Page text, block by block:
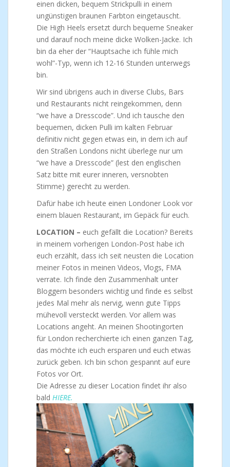
einen dicken, bequem Strickpulli in einem
ungünstigen braunen Farbton eingetauscht.
Die High Heels ersetzt durch bequeme Sneaker
und darauf noch meine dicke Wolken-Jacke. Ich
bin da eher der “Hauptsache ich fühle mich
wohl”-Typ, wenn ich 12-16 Stunden unterwegs
bin.
Wir sind übrigens auch in diverse Clubs, Bars
und Restaurants nicht reingekommen, denn
“we have a Dresscode”. Und ich tausche den
bequemen, dicken Pulli im kalten Februar
definitiv nicht gegen etwas ein, in dem ich auf
den Straßen Londons nicht überlege nur um
“we have a Dresscode” (lest den englischen
Satz bitte mit eurer inneren, versnobten
Stimme) gerecht zu werden.
Dafür habe ich heute einen Londoner Look vor
einem blauen Restaurant, im Gepäck für euch.
LOCATION – euch gefällt die Location? Bereits
in meinem vorherigen London-Post habe ich
euch erzählt, dass ich seit neusten die Location
meiner Fotos in meinen Videos, Vlogs, FMA
verrate. Ich finde den Zusammenhalt unter
Bloggern besonders wichtig und finde es selbst
jedes Mal mehr als nervig, wenn gute Tipps
mühevoll versteckt werden. Vor allem was
Locations angeht. An meinen Shootingorten
für London recherchierte ich einen ganzen Tag,
das möchte ich euch ersparen und euch etwas
zurück geben. Ich bin schon gespannt auf eure
Fotos vor Ort.
Die Adresse zu dieser Location findet ihr also
bald HIERE.